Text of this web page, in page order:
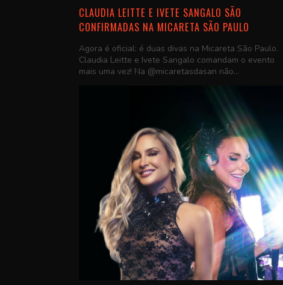
CLAUDIA LEITTE E IVETE SANGALO SÃO
CONFIRMADAS NA MICARETA SÃO PAULO
Agora é oficial: é duas divas na Micareta São Paulo.
Claudia Leitte e Ivete Sangalo comandam o evento
mais uma vez! Na @micaretasdasan não...